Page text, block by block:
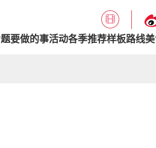
要做的事活动各季推荐样板路线